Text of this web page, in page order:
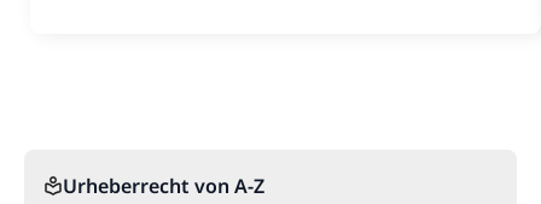
Urheberrecht von A-Z